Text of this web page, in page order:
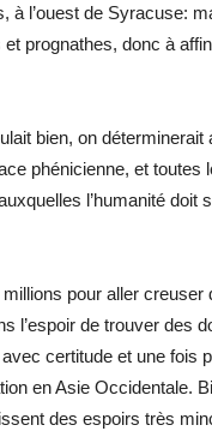
à l’ouest de Syracuse:
prognathes, donc à
bien, on déterminerait
phénicienne, et toutes
l’humanité doit
pour aller creuser
l’espoir de trouver des
certitude et une fois
en Asie Occidentale.
des espoirs très